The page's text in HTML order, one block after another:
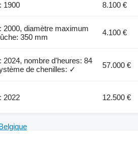
1900 8.100 €
2000, diamètre maximum
350 mm
4.100 €
2024, nombre d'heures: 84
de chenilles: ✓
57.000 €
2022 12.500 €